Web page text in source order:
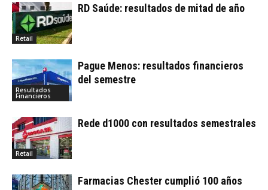
Retail
RD Saúde: resultados de mitad de año
Resultados
Financieros
Pague Menos: resultados financieros
del semestre
Retail
Rede d1000 con resultados semestrales
Farmacias Chester cumplió 100 años